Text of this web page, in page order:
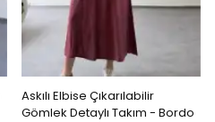
Askılı Elbise Çıkarılabilir
Gömlek Detaylı Takım - Bordo